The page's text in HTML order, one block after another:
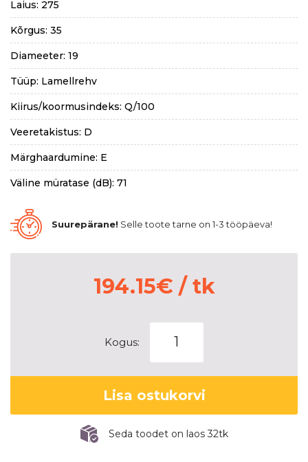
Laius: 275
Kõrgus: 35
Diameeter: 19
Tüüp: Lamellrehv
Kiirus/koormusindeks: Q/100
Veeretakistus: D
Märghaardumine: E
Väline müratase (dB): 71
Suurepärane! Selle toote tarne on 1-3 tööpäeva!
194.15€ / tk
Kogus:
GUARD
(IG60A)
kogus
Lisa ostukorvi
Seda toodet on laos 32tk